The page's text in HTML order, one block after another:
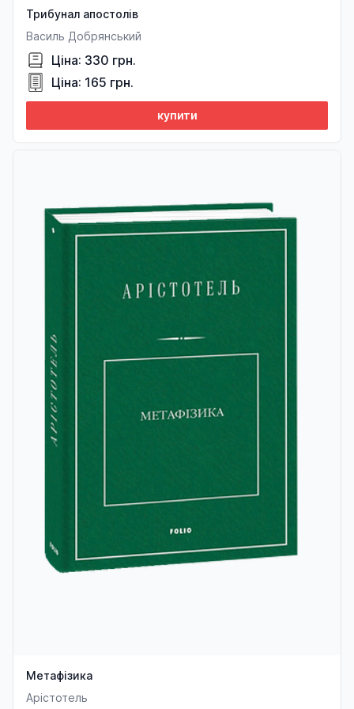
Трибунал апостолів
Василь Добрянський
Ціна: 330 грн.
Ціна: 165 грн.
купити
Метафізика
Арістотель